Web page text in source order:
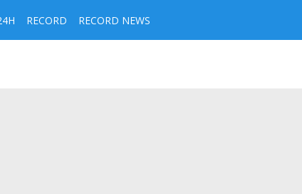
RECORD RECORD NEWS